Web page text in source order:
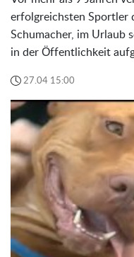
erfolgreichsten Sportler
Schumacher, im Urlaub
in der Öffentlichkeit
27.04 15:00